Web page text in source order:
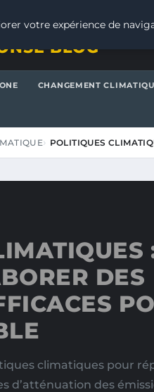
BLOG
CHANGEMENT
POLITIQUES
DES
climatiques pour
d’atténuation des
votre expérience de